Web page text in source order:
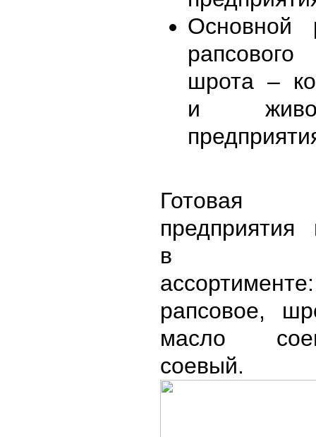
Основной
шрота –
и
Готовая
предприятия
в
рапсовое,
масло
соевый.